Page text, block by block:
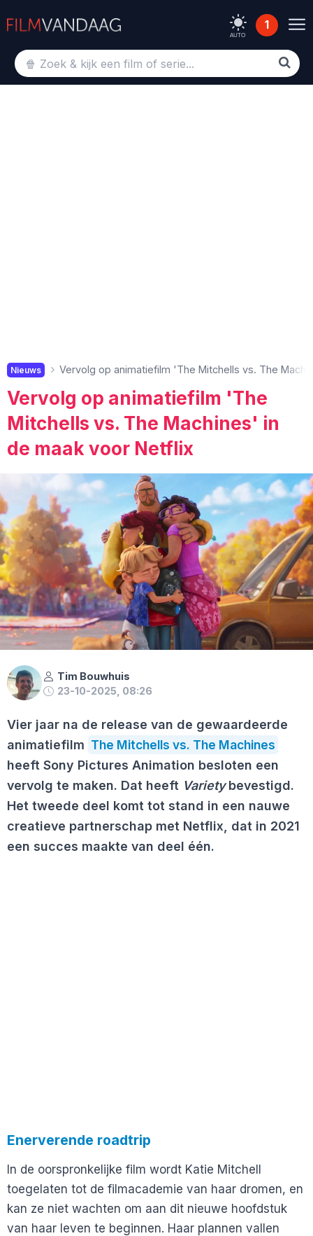
AUTO
1
Nieuws Vervolg op animatiefilm 'The Mitchells vs. The
Vervolg op animatiefilm 'The
Mitchells vs. The Machines' in
de maak voor Netflix
Tim Bouwhuis
23-10-2025, 08:26
Vier jaar na de release van de gewaardeerde
animatiefilm The Mitchells vs. The Machines
heeft Sony Pictures Animation besloten een
vervolg te maken. Dat heeft Varietybevestigd.
Het tweede deel komt tot stand in een nauwe
creatieve partnerschap met Netflix, dat in 2021
een succes maakte van deel één.
Enerverende roadtrip
In de oorspronkelijke film wordt Katie Mitchell
toegelaten tot de filmacademie van haar dromen, en
kan ze niet wachten om aan dit nieuwe hoofdstuk
van haar leven te beginnen. Haar plannen vallen